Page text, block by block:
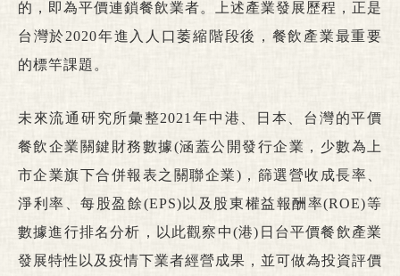
的，即為平價連鎖餐飲業者。上述產業發展歷程，正是
台灣於2020年進入人口萎縮階段後，餐飲產業最重要
的標竿課題。
未來流通研究所彙整2021年中港、日本、台灣的平價
餐飲企業關鍵財務數據(涵蓋公開發行企業，少數為上
市企業旗下合併報表之關聯企業)，篩選營收成長率、
淨利率、每股盈餘(EPS)以及股東權益報酬率(ROE)等
數據進行排名分析，以此觀察中(港)日台平價餐飲產業
發展特性以及疫情下業者經營成果，並可做為投資評價